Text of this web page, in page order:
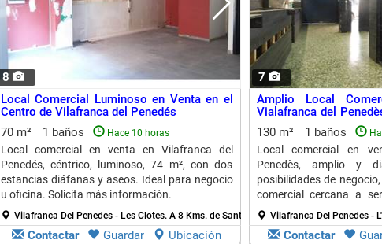
8
Local Comercial Luminoso en Venta en el
Centro de Vilafranca del Penedés
70 m²
1 baños Hace 10 horas
Local comercial en venta en Vilafranca del
Penedés, céntrico, luminoso, 74 m², con dos
estancias diáfanas y aseos. Ideal para negocio
u oficina. Solicita más información.
Vilafranca Del Penedes - Les Clotes. A 8 Kms. de Sant Marti Sarroca
Contactar Guardar Ubicación
7
Amplio Local
Vialafranca del
Negocio
130 m² 1 baños
Local comercial en
Penedès, amplio y
posibilidades de
comercial cercana a
¡Visítalo!
Vilafranca Del Penedes -
Contactar